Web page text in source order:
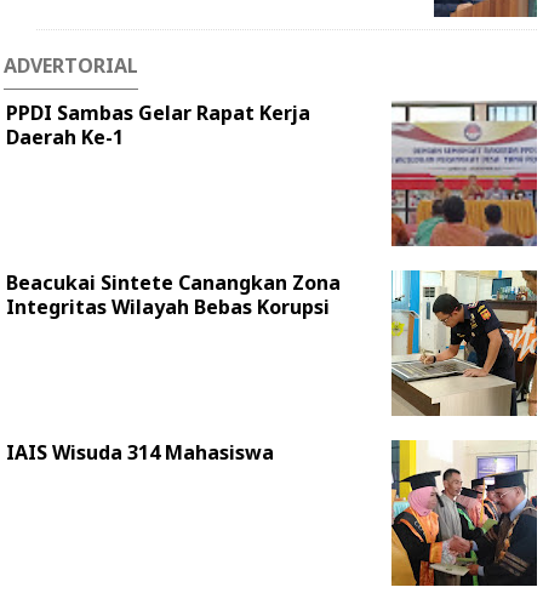
ADVERTORIAL
PPDI Sambas Gelar Rapat Kerja
Daerah Ke-1
Beacukai Sintete Canangkan Zona
Integritas Wilayah Bebas Korupsi
IAIS Wisuda 314 Mahasiswa